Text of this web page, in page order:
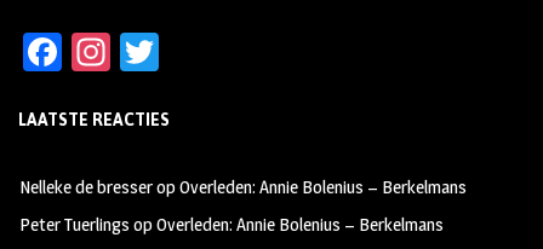
Fa
b
oo
k
In
ag
m
tt
LAATSTE REACTIES
Nelleke de bresseropOverleden: Annie Bolenius – Berkelmans
Peter Tuerlings opOverleden: Annie Bolenius – Berkelmans